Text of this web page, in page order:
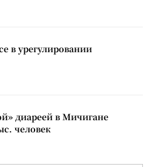
в урегулировании
диареей в Мичигане
человек